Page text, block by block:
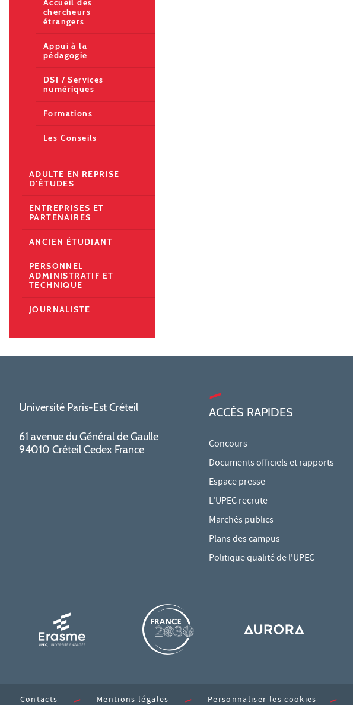
Accueil des
chercheurs
étrangers
Appui à la
pédagogie
DSI / Services
numériques
Formations
Les Conseils
ADULTE EN REPRISE
D'ÉTUDES
ENTREPRISES ET
PARTENAIRES
ANCIEN ÉTUDIANT
PERSONNEL
ADMINISTRATIF ET
TECHNIQUE
JOURNALISTE
Université Paris-Est Créteil
61 avenue du Général de Gaulle
94010 Créteil Cedex France
ACCÈS RAPIDES
Concours
Documents officiels et rapports
Espace presse
L'UPEC recrute
Marchés publics
Plans des campus
Politique qualité de l'UPEC
Contacts Mentions légales Personnaliser les cookies